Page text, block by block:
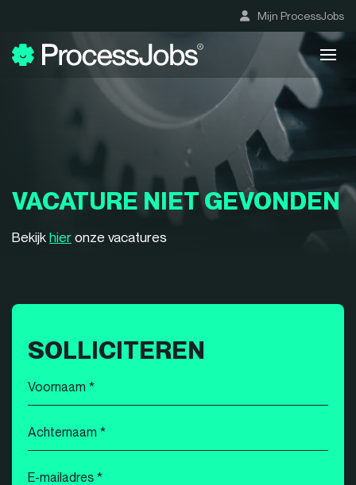
Mijn ProcessJobs
VACATURE NIET GEVONDEN
Bekijk hier onze vacatures
SOLLICITEREN
Voornaam
*
Achternaam
*
E-